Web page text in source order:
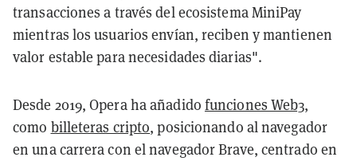
transacciones a través del ecosistema MiniPay
mientras los usuarios envían, reciben y mantienen
valor estable para necesidades diarias".
Desde 2019, Opera ha añadido funciones Web3,
como billeteras cripto, posicionando al navegador
en una carrera con el navegador Brave, centrado en